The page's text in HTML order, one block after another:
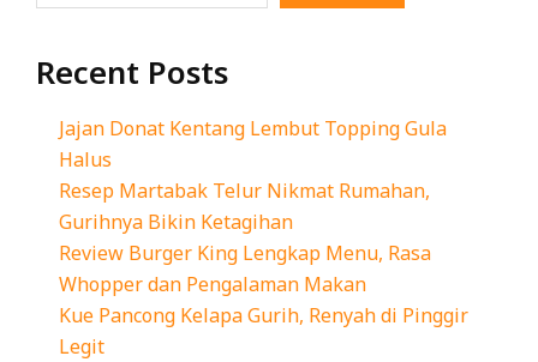
Recent Posts
Jajan Donat Kentang Lembut Topping Gula
Halus
Resep Martabak Telur Nikmat Rumahan,
Gurihnya Bikin Ketagihan
Review Burger King Lengkap Menu, Rasa
Whopper dan Pengalaman Makan
Kue Pancong Kelapa Gurih, Renyah di Pinggir
Legit